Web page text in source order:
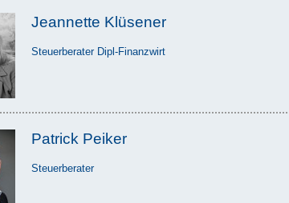
Jeannette Klüsener
Steuerberater Dipl-Finanzwirt
Patrick Peiker
Steuerberater